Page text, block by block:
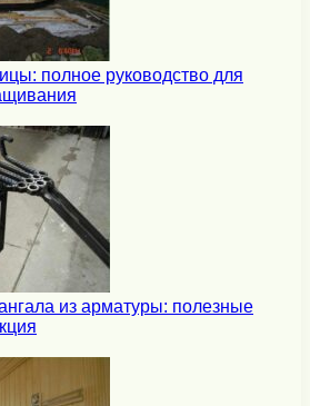
полное руководство для
из арматуры: полезные